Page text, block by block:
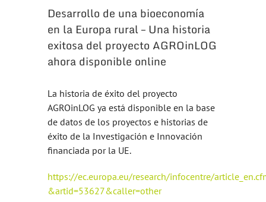
Desarrollo de una bioeconomía
en la Europa rural – Una historia
exitosa del proyecto AGROinLOG
ahora disponible online
La historia de éxito del proyecto
AGROinLOG ya está disponible en la base
de datos de los proyectos e historias de
éxito de la Investigación e Innovación
financiada por la UE.
https://ec.europa.eu/research/infocentre/
&artid=53627&caller=other